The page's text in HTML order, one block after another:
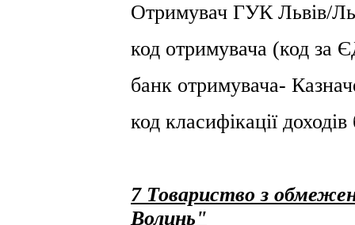
Отримувач ГУК Львiв/
код отримувача (код
банк отримувача-
код класифікації
7 Товариство з
Волинь"